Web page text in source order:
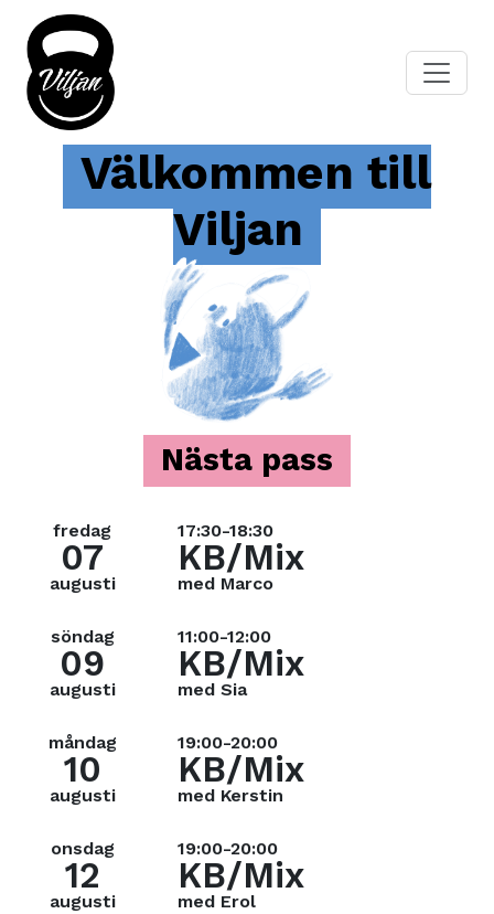
Välkommen till
Viljan
Nästa pass
fredag
07
augusti
17:30-18:30
KB/Mix
med Marco
söndag
09
augusti
11:00-12:00
KB/Mix
med Sia
måndag
10
augusti
19:00-20:00
KB/Mix
med Kerstin
onsdag
12
augusti
19:00-20:00
KB/Mix
med Erol